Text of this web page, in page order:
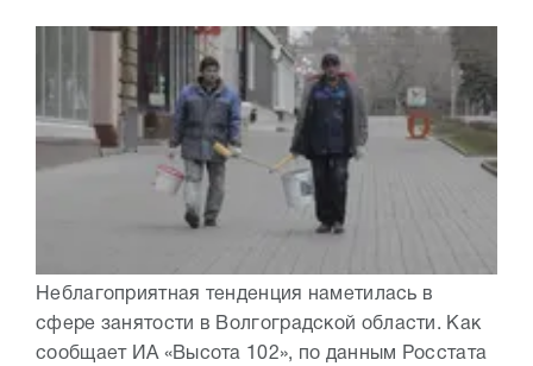
Неблагоприятная тенденция наметилась в
сфере занятости в Волгоградской области. Как
сообщает ИА «Высота 102», по данным Росстата